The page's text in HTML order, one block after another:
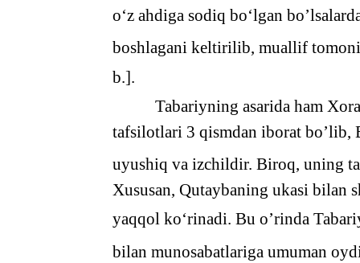
o‘z ahdiga sodiq bo‘lgan
boshlagani keltirilib, muallif
b.].
Tabariyning asarida ham
tafsilotlari 3 qismdan iborat bo’lib,
uyushiq va izchildir. Biroq, uning
Xususan, Qutaybaning ukasi bilan
yaqqol ko‘rinadi. Bu o’rinda
bilan munosabatlariga umuman